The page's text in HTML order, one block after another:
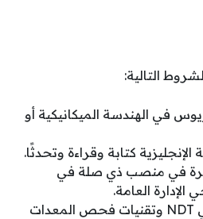
في الهندسة الميكانيكية أو
كتابة وقراءة وتحدثًا.
في منصب ذي صلة في
المعرفة والخبرة في NDT وتقنيات فحص المعدات